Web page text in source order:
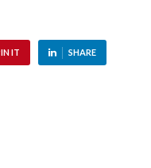
IT SHARE